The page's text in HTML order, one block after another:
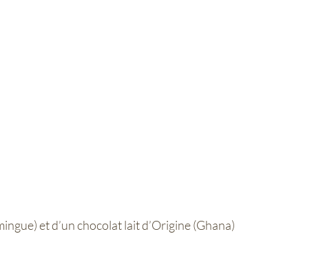
et d’un chocolat lait d’Origine (Ghana)